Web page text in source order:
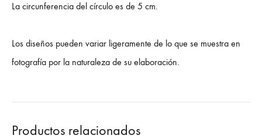
La circunferencia del círculo es de 5 cm.
Los diseños pueden variar ligeramente de lo que se muestra en
fotografía por la naturaleza de su elaboración.
Productos relacionados